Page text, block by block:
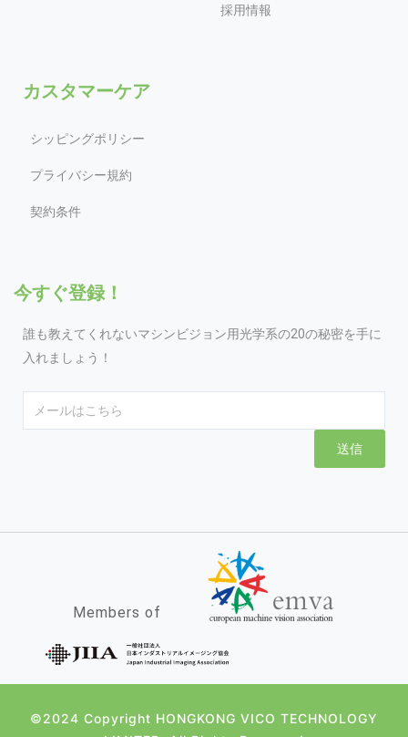
採用情報
カスタマーケア
シッピングポリシー
プライバシー規約
契約条件
今すぐ登録！
誰も教えてくれないマシンビジョン用光学系の20の秘密を手に
入れましょう！
送信
Members of
©2024 Copyright HONGKONG VICO TECHNOLOGY